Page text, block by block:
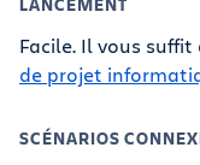
Facile. Il vous
de projet
SCÉNARIOS